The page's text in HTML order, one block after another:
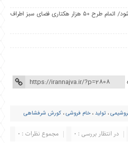
هیچ درختی در پایتخت قطع نمی‌شود/ اتمام طرح ۵۰ هزار هکتاری فضای سبز اطراف
، تولید ،خام فروشی، کورش شرفشاهی
مجموع نظرات : 0
در انتظار بررسی : 0